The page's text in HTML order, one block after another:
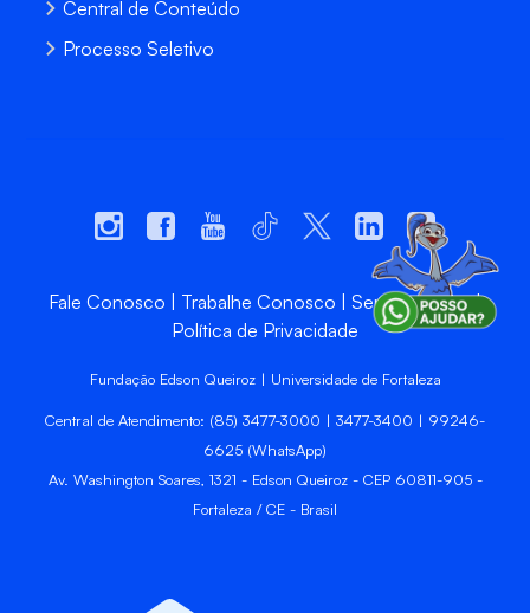
Central de Conteúdo
Processo Seletivo
Fale Conosco Trabalhe Conosco
Sempre Unifor
Política de Privacidade
Fundação Edson Queiroz | Universidade de Fortaleza
Central de Atendimento: (85) 3477-3000 | 3477-3400 | 99246-
6625 (WhatsApp)
Av. Washington Soares, 1321 - Edson Queiroz - CEP 60811-905 -
Fortaleza / CE - Brasil